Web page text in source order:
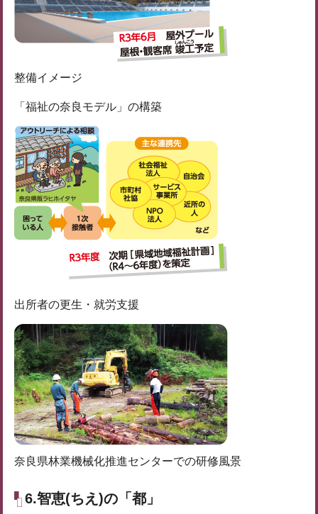
整備イメージ
「福祉の奈良モデル」の構築
出所者の更生・就労支援
奈良県林業機械化推進センターでの研修風景
6.智恵(ちえ)の「都」